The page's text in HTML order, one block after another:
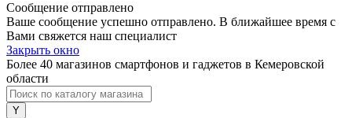
Сообщение отправлено
Ваше сообщение успешно отправлено. В ближайшее время с
Вами свяжется наш специалист
Закрыть окно
Более 40 магазинов смартфонов и гаджетов в Кемеровской
области